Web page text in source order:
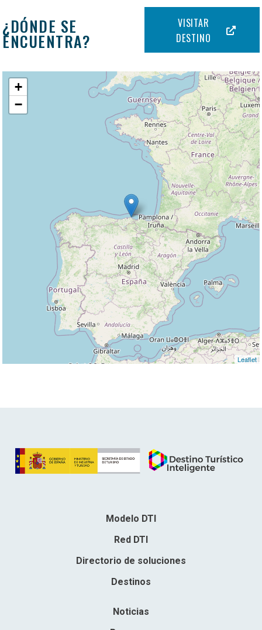
¿DÓNDE SE
ENCUENTRA?
VISITAR
DESTINO
+
−
Leaflet
Modelo DTI
Red DTI
Directorio de soluciones
Destinos
Noticias